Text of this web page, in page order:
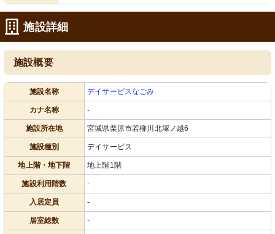
施設詳細
施設概要
施設名称 デイサービスなごみ
カナ名称 -
施設所在地 宮城県栗原市若柳川北塚ノ越6
施設種別 デイサービス
地上階・地下階 地上階1階
施設利用階数 -
入居定員 -
居室総数 -